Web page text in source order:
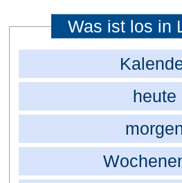
Was ist los in
heute